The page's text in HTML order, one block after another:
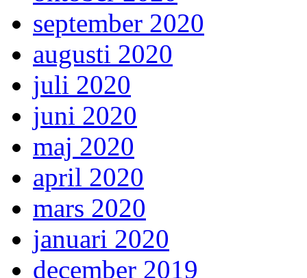
september 2020
augusti 2020
juli 2020
juni 2020
maj 2020
april 2020
mars 2020
januari 2020
december 2019